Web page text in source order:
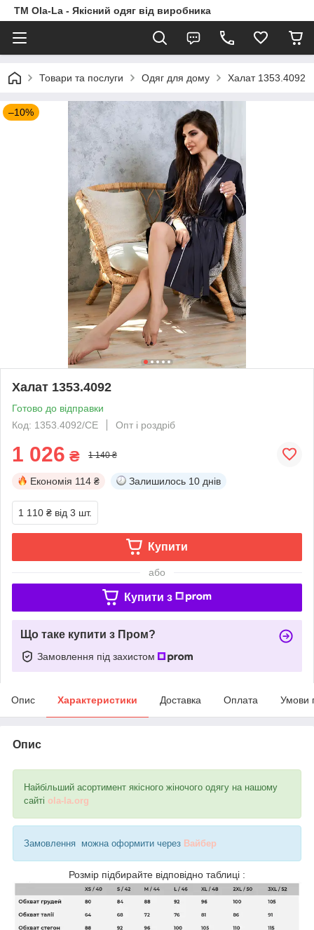
TM Ola-La - Якісний одяг від виробника
Товари та послуги Одяг для дому Халат 1353.4092
–10%
Халат 1353.4092
Готово до відправки
Код: 1353.4092/СЕ
Опт і роздріб
1 026 ₴ 1 140 ₴
Економія 114 ₴ Залишилось 10 днів
1 110 ₴ від 3 шт.
Купити
або
Купити з
Що таке купити з Пром?
Замовлення під захистом
Опис Характеристики Доставка Оплата Умови
Опис
Найбільший асортимент якісного жіночого одягу на нашому
сайті ola-la.org
Замовлення можна оформити через Вайбер
Розмір підбирайте відповідно таблиці :